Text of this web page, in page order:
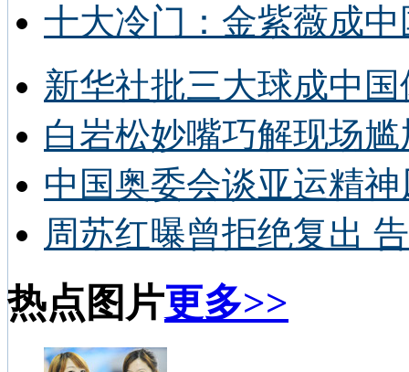
十大冷门：金紫薇成
新华社批三大球成中
白岩松妙嘴巧解现场
中国奥委会谈亚运精
周苏红曝曾拒绝复出
热点图片更多>>